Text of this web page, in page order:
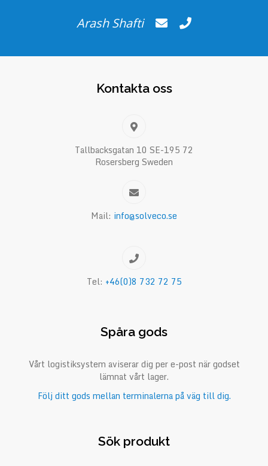
Arash Shafti
Kontakta oss
Tallbacksgatan 10 SE-195 72
Rosersberg Sweden
Mail: info@solveco.se
Tel: +46(0)8 732 72 75
Spåra gods
Vårt logistiksystem aviserar dig per e-post när godset
lämnat vårt lager.
Följ ditt gods mellan terminalerna på väg till dig.
Sök produkt